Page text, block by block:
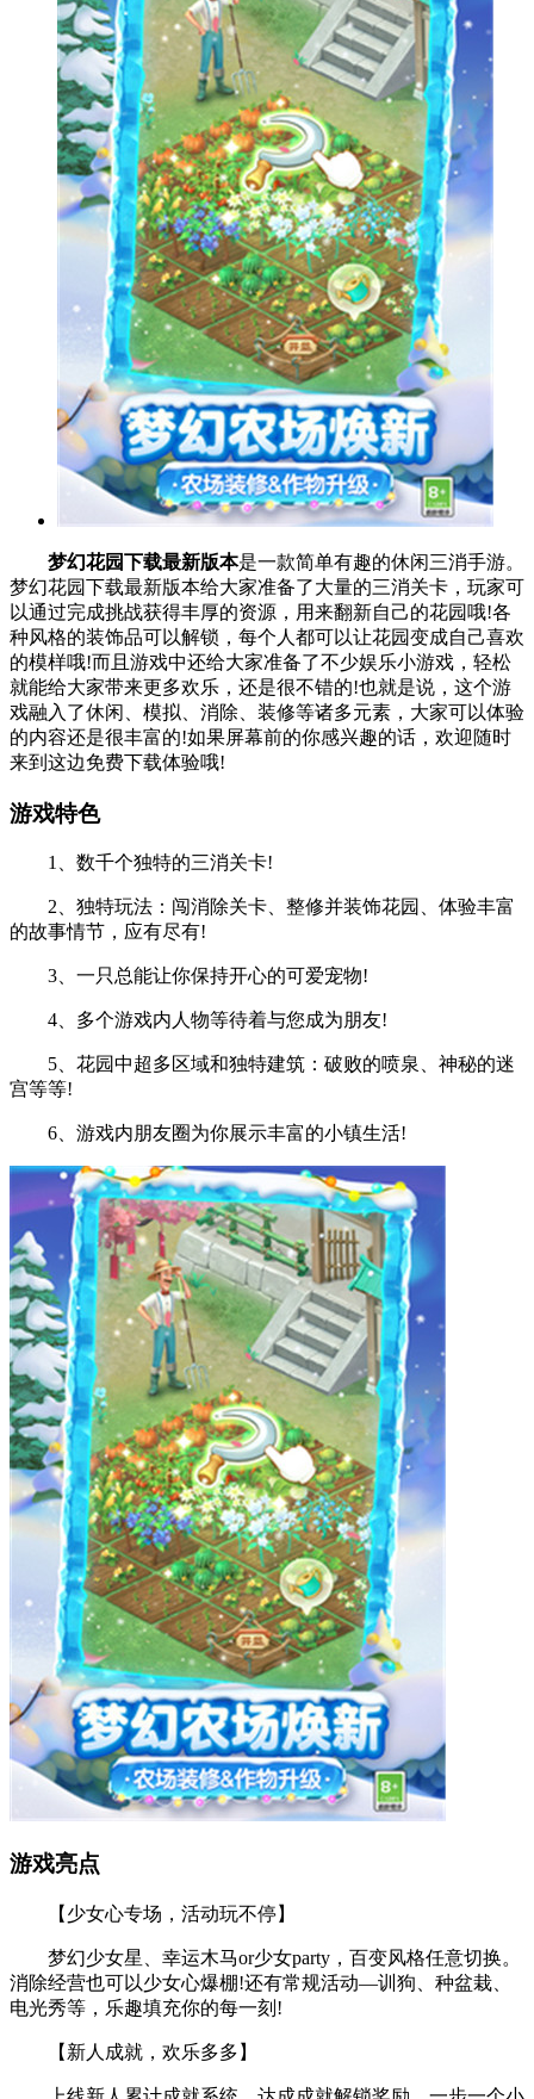
梦幻花园下载最新版本是一款简单有趣的休闲三消手游。
梦幻花园下载最新版本给大家准备了大量的三消关卡，玩家可
以通过完成挑战获得丰厚的资源，用来翻新自己的花园哦!各
种风格的装饰品可以解锁，每个人都可以让花园变成自己喜欢
的模样哦!而且游戏中还给大家准备了不少娱乐小游戏，轻松
就能给大家带来更多欢乐，还是很不错的!也就是说，这个游
戏融入了休闲、模拟、消除、装修等诸多元素，大家可以体验
的内容还是很丰富的!如果屏幕前的你感兴趣的话，欢迎随时
来到这边免费下载体验哦!
游戏特色
1、数千个独特的三消关卡!
2、独特玩法：闯消除关卡、整修并装饰花园、体验丰富
的故事情节，应有尽有!
3、一只总能让你保持开心的可爱宠物!
4、多个游戏内人物等待着与您成为朋友!
5、花园中超多区域和独特建筑：破败的喷泉、神秘的迷
宫等等!
6、游戏内朋友圈为你展示丰富的小镇生活!
游戏亮点
【少女心专场，活动玩不停】
梦幻少女星、幸运木马or少女party，百变风格任意切换。
消除经营也可以少女心爆棚!还有常规活动—训狗、种盆栽、
电光秀等，乐趣填充你的每一刻!
【新人成就，欢乐多多】